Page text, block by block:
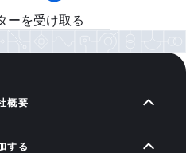
ーを受け取る
概要
する